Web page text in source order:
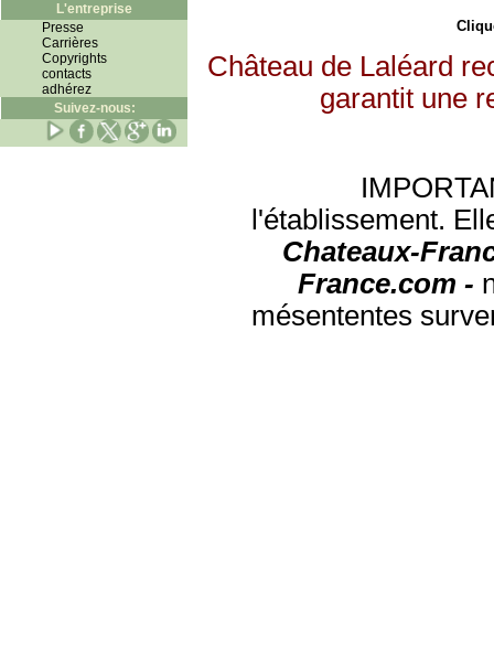
L'entreprise
Presse
Carrières
Copyrights
contacts
adhérez
Suivez-nous:
Château de Laléard
garantit une
l'établissement.
Chateaux-
France.com -
mésententes